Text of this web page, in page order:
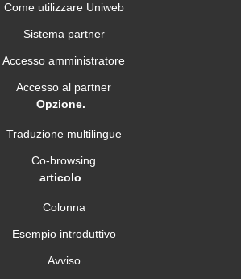
Come utilizzare Uniweb
Sistema partner
Accesso amministratore
Accesso al partner
Opzione.
Traduzione multilingue
Co-browsing
articolo
Colonna
Esempio introduttivo
Avviso